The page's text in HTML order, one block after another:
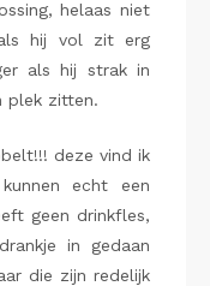
helaas niet
hij vol zit erg
als hij strak in
plek zitten.
deze vind ik
echt een
geen drinkfles,
in gedaan
die zijn redelijk